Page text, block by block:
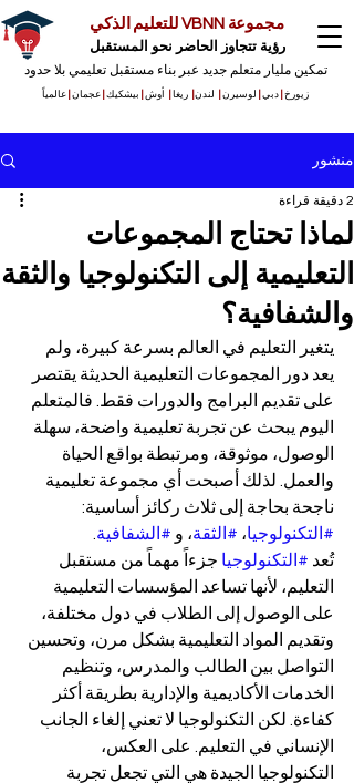
مجموعة VBNN للتعليم الذكي
رؤية تتجاوز الحاضر نحو المستقبل
تمكين مليار متعلم جديد عبر بناء مستقبل تعليمي بلا حدود
زيورخ دبي لوسيرن لندن ريغا أوش بيشكيك عجمان |عالمياً
منشور
لماذا تحتاج المجموعات
التعليمية إلى التكنولوجيا والثقة
والشفافية؟
2 دقيقة قراءة
يتغير التعليم في العالم بسرعة كبيرة، ولم
يعد دور المجموعات التعليمية الحديثة يقتصر
على تقديم البرامج والدورات فقط. فالمتعلم
اليوم يبحث عن تجربة تعليمية واضحة، سهلة
الوصول، موثوقة، ومرتبطة بواقع الحياة
والعمل. لذلك أصبحت أي مجموعة تعليمية
ناجحة بحاجة إلى ثلاث ركائز أساسية:
#التكنولوجيا، #الثقة، و #الشفافية
تُعد #التكنولوجيا جزءاً مهماً من مستقبل
التعليم، لأنها تساعد المؤسسات التعليمية
على الوصول إلى الطلاب في دول مختلفة،
وتقديم المواد التعليمية بشكل مرن، وتحسين
التواصل بين الطالب والمدرس، وتنظيم
الخدمات الأكاديمية والإدارية بطريقة أكثر
كفاءة. لكن التكنولوجيا لا تعني إلغاء الجانب
الإنساني في التعليم. على العكس،
التكنولوجيا الجيدة هي التي تجعل تجربة